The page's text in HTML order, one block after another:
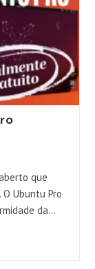
que
Ubuntu Pro
da…